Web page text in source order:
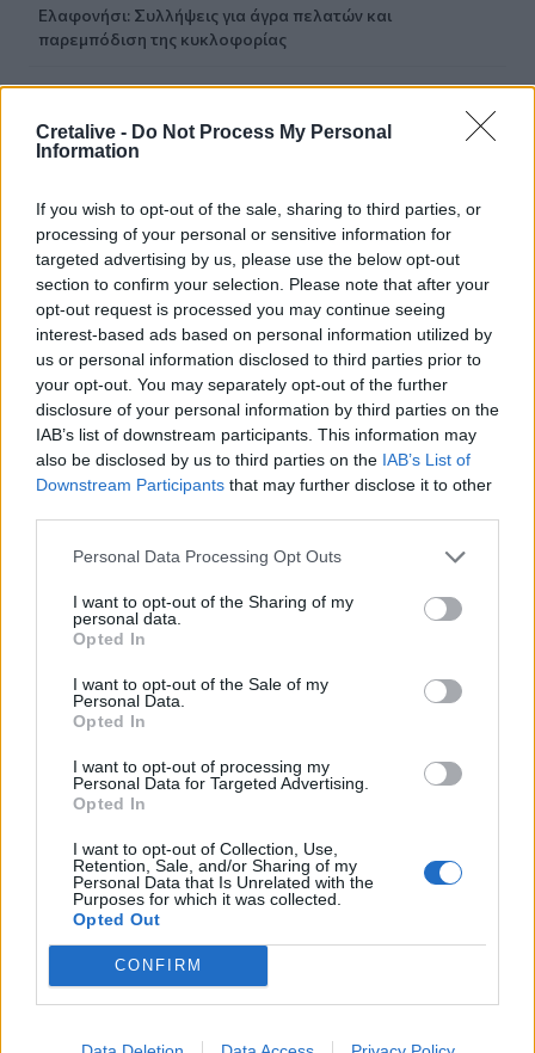
Cretalive - Do Not Process My Personal
Information
If you wish to opt-out of the sale, sharing to third parties, or
processing of your personal or sensitive information for
targeted advertising by us, please use the below opt-out
section to confirm your selection. Please note that after your
opt-out request is processed you may continue seeing
interest-based ads based on personal information utilized by
us or personal information disclosed to third parties prior to
your opt-out. You may separately opt-out of the further
disclosure of your personal information by third parties on the
IAB’s list of downstream participants. This information may
also be disclosed by us to third parties on the IAB’s List of
Downstream Participants that may further disclose it to other
Personal Data Processing Opt Outs
I want to opt-out of the Sharing of my
personal data.
Opted In
I want to opt-out of the Sale of my
Personal Data.
Opted In
I want to opt-out of processing my
Personal Data for Targeted Advertising.
Opted In
I want to opt-out of Collection, Use,
Retention, Sale, and/or Sharing of my
Personal Data that Is Unrelated with the
Purposes for which it was collected.
Opted Out
CONFIRM
Ελαφονήσι: Συλλήψεις για άγρα πελατών και
παρεμπόδιση της κυκλοφορίας
09:53
Συνετρίβη πυροσβεστικό ελικόπτερο ενώ επιχειρούσε
σε μεγάλη δασική πυρκαγιά στη Γιούτα
Ρέθυμνο: Μήνυμα αισιοδοξίας από τον τουρισμό μετά τις
πυρκαγιές στο νότο
09:44
Κομμός: Η συγκινητική «πρώτη διαδρομή» για χελωνάκια
Καρέτα Καρέτα - Βίντεο
09:33
ΒΟΑΚ: Ολιγόλεπτη διακοπή κυκλοφορίας στο τμήμα
Νεάπολη – Άγιος Νικόλαος λόγω ανατίναξης
Βερολίνο: «Στημένη προβοκάτσια» το περιστατικό με το
drone, σύμφωνα με τη ρωσική πρεσβεία
09:21
Σητεία: Κατασβέστηκε η φωτιά στα Αχλάδια - Μικρή η
καμένη έκταση
Χανιά: Ελλείψεις προσωπικού και προβλήματα στις
09:08
των σούπερ μάρκετ
09:01
Όταν ο σεισμός της Κρήτης «λάβωσε» τον Φάρο της
Αλεξάνδρειας
08:55